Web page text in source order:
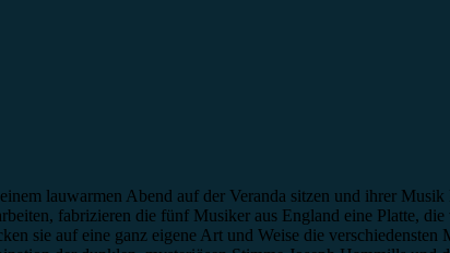
lauwarmen Abend auf der Veranda sitzen und ihrer
fabrizieren die fünf Musiker aus England eine Platte,
sie auf eine ganz eigene Art und Weise die